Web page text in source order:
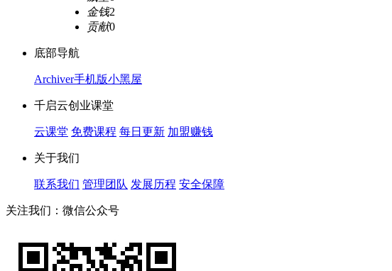
金钱2
贡献0
底部导航
Archiver手机版小黑屋
千启云创业课堂
云课堂 免费课程 每日更新 加盟赚钱
关于我们
联系我们 管理团队 发展历程 安全保障
关注我们：微信公众号